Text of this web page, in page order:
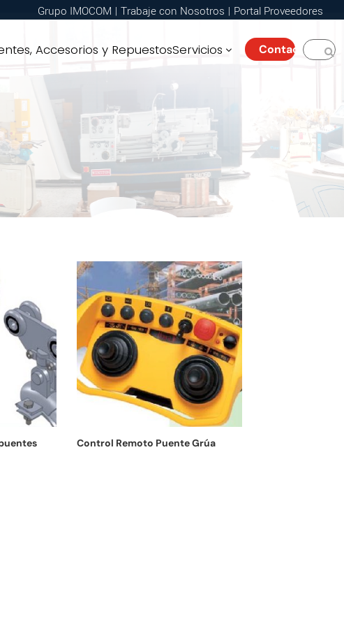
Grupo IMOCOM | Trabaje con Nosotros | Portal Proveedores
Accesorios y RepuestosServicios 3 Contacto 
Control Remoto Puente Grúa